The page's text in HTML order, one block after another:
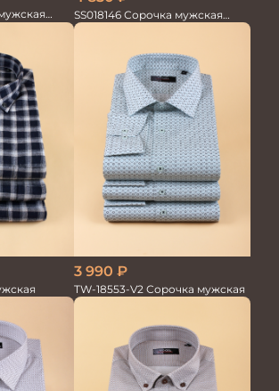
SS018146 Сорочка мужская
GROSTYLE TRENDY
3 990 ₽
TW-18553-V2 Сорочка мужская